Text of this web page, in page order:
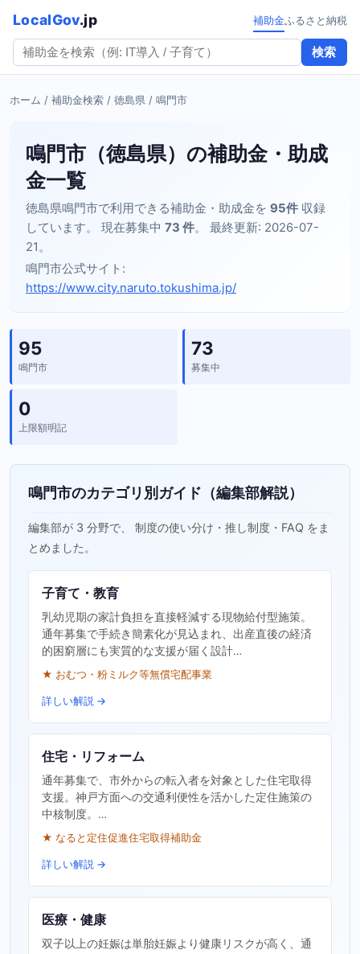
LocalGov.jp
検索
補助金ふるさと納税
ホーム / 補助金検索 / 徳島県 / 鳴門市
鳴門市（徳島県）の補助金・助成
金一覧
徳島県鳴門市で利用できる補助金・助成金を 95件 収録
しています。 現在募集中 73 件。 最終更新: 2026-07-
21。
鳴門市公式サイト:
https://www.city.naruto.tokushima.jp/
95
鳴門市
73
募集中
0
上限額明記
鳴門市のカテゴリ別ガイド（編集部解説）
編集部が 3 分野で、 制度の使い分け・推し制度・FAQ をま
とめました。
子育て・教育
乳幼児期の家計負担を直接軽減する現物給付型施策。
通年募集で手続き簡素化が見込まれ、出産直後の経済
的困窮層にも実質的な支援が届く設計…
★ おむつ・粉ミルク等無償宅配事業
詳しい解説 →
住宅・リフォーム
通年募集で、市外からの転入者を対象とした住宅取得
支援。神戸方面への交通利便性を活かした定住施策の
中核制度。…
★ なると定住促進住宅取得補助金
詳しい解説 →
医療・健康
双子以上の妊娠は単胎妊娠より健康リスクが高く、通